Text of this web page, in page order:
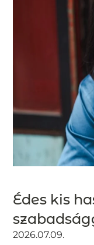
Édes kis
2026.07.09.